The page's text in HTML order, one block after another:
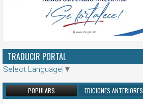
TRADUCIR PORTAL
Select Language ▼
POPULARS EDICIONES ANTERIORES